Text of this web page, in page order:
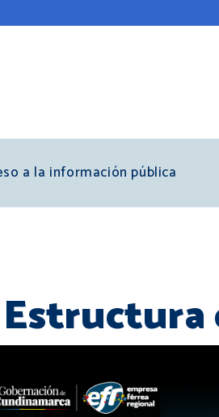
a la información pública
Estructura